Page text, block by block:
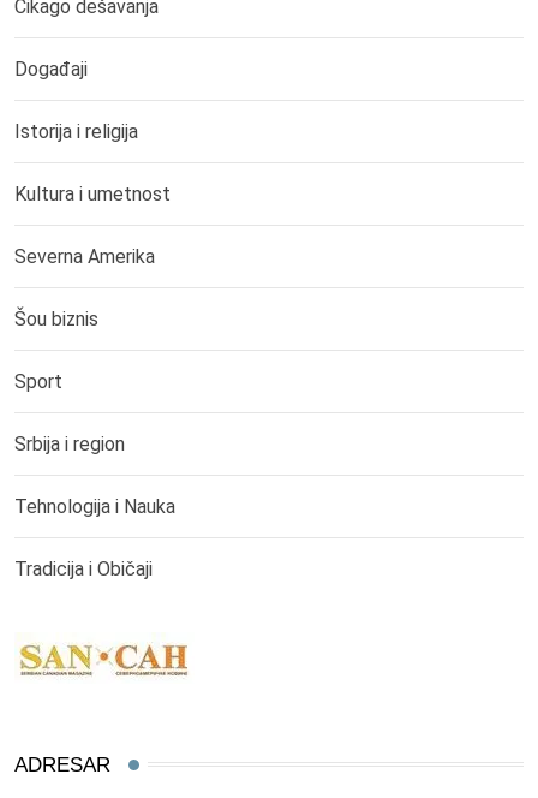
Čikago dešavanja
Događaji
Istorija i religija
Kultura i umetnost
Severna Amerika
Šou biznis
Sport
Srbija i region
Tehnologija i Nauka
Tradicija i Običaji
ADRESAR